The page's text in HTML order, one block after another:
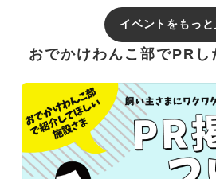
イベントをもっと
おでかけわんこ部でPRし